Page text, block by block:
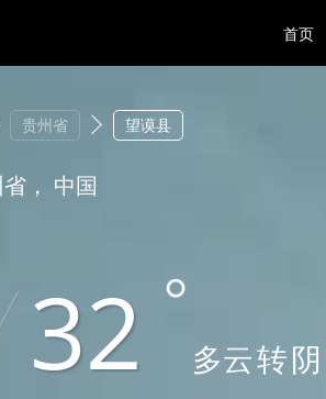
首页
贵州省 望谟县
， 中国
32 多云转阴